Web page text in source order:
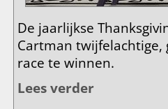
De jaarlijkse
Cartman twijfelachtige,
race te winnen.
Lees verder